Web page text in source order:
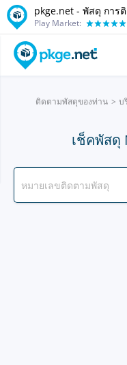
pkge.net - พัสดุ การ
Play Market:
ติดตามพัสดุของท่าน บ
เช็คพัสดุ